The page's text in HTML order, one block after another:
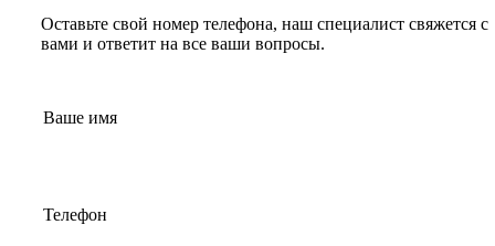
Оставьте свой номер телефона, наш специалист свяжется с
вами и ответит на все ваши вопросы.